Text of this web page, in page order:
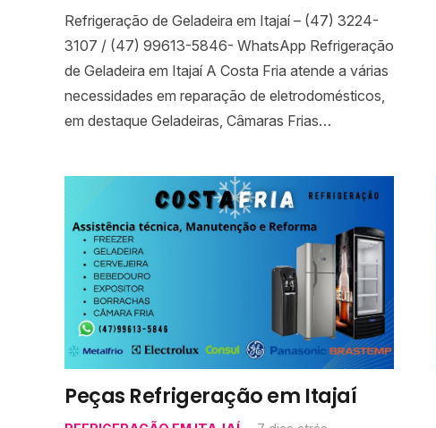
Refrigeração de Geladeira em Itajaí – (47) 3224-
3107 / (47) 99613-5846- WhatsApp Refrigeração
de Geladeira em Itajaí A Costa Fria atende a várias
necessidades em reparação de eletrodomésticos,
em destaque Geladeiras, Câmaras Frias…
Peças Refrigeração em Itajaí